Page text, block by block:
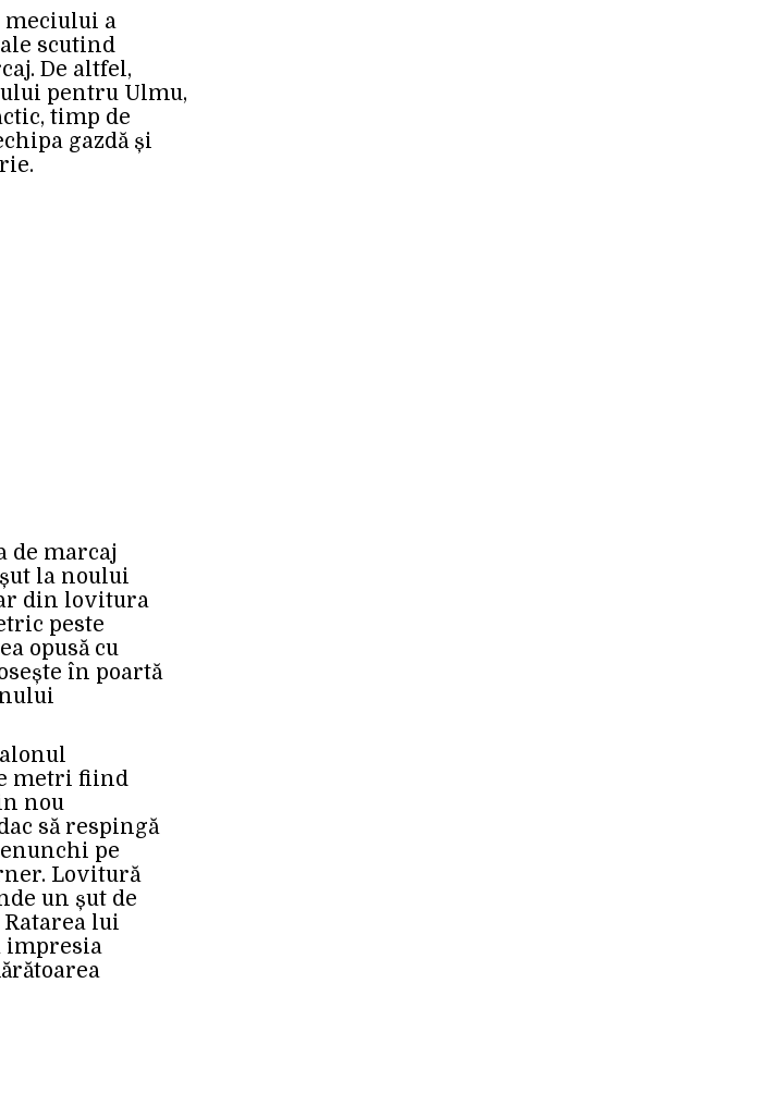
meciului a
scutind
De altfel,
pentru Ulmu,
timp de
gazdă și
de marcaj
la noului
din lovitura
peste
opusă cu
în poartă
metri fiind
nou
să respingă
pe
Lovitură
un șut de
lui
impresia